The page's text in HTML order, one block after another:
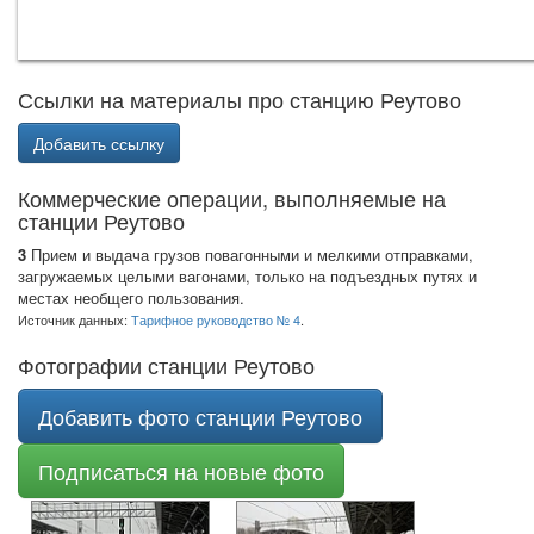
Ссылки на материалы про станцию Реутово
Добавить ссылку
Коммерческие операции, выполняемые на
станции Реутово
3 Прием и выдача грузов повагонными и мелкими отправками,
загружаемых целыми вагонами, только на подъездных путях и
местах необщего пользования.
Источник данных: Тарифное руководство № 4.
Фотографии станции Реутово
Добавить фото станции Реутово
Подписаться на новые фото